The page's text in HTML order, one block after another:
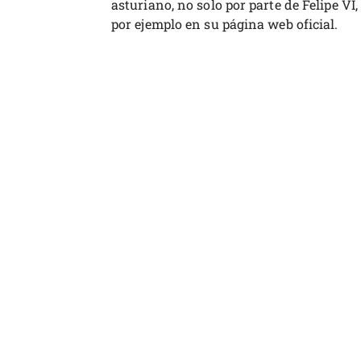
asturiano, no solo por parte de Felipe
por ejemplo en su página web oficial.